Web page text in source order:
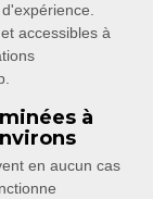
accessibles à
à
en aucun cas